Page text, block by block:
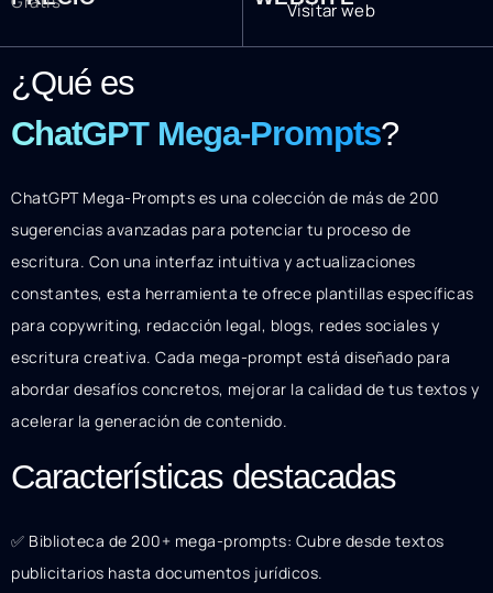
Visitar web
¿Qué es
ChatGPT Mega-Prompts?
ChatGPT Mega-Prompts es una colección de más de 200
sugerencias avanzadas para potenciar tu proceso de
escritura. Con una interfaz intuitiva y actualizaciones
constantes, esta herramienta te ofrece plantillas específicas
para copywriting, redacción legal, blogs, redes sociales y
escritura creativa. Cada mega-prompt está diseñado para
abordar desafíos concretos, mejorar la calidad de tus textos y
acelerar la generación de contenido.
Características destacadas
✅ Biblioteca de 200+ mega-prompts: Cubre desde textos
publicitarios hasta documentos jurídicos.